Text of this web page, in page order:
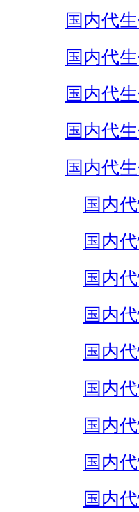
国内代
国内代
国内代
国内代
国内代
国内
国内
国内
国内
国内
国内
国内
国内
国内